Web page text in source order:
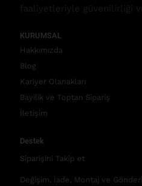
faaliyetleriyle güvenilirliği
KURUMSAL
Hakkımızda
Blog
Kariyer Olanakları
Bayilik ve Toptan Sipariş
İletişim
Destek
Siparişini Takip et
Değişim, İade, Montaj ve